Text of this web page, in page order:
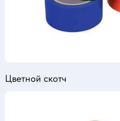
Цветной скотч